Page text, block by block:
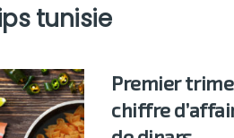
tunisie
Premier
chiffre